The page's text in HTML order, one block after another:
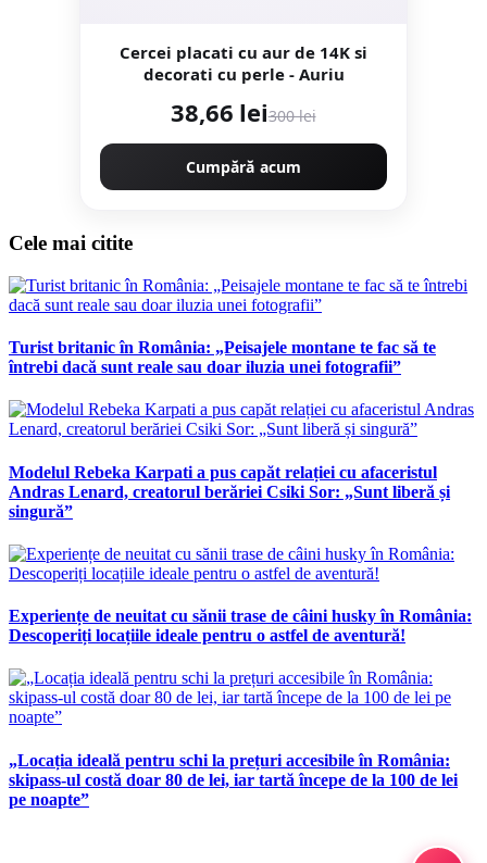
Cercei placati cu aur de 14K si
decorati cu perle - Auriu
38,66 lei300 lei
Cumpără acum
Cele mai citite
Turist britanic în România: „Peisajele montane te fac să te
întrebi dacă sunt reale sau doar iluzia unei fotografii”
Modelul Rebeka Karpati a pus capăt relației cu afaceristul
Andras Lenard, creatorul berăriei Csiki Sor: „Sunt liberă și
singură”
Experiențe de neuitat cu sănii trase de câini husky în România:
Descoperiți locațiile ideale pentru o astfel de aventură!
„Locația ideală pentru schi la prețuri accesibile în România:
skipass-ul costă doar 80 de lei, iar tartă începe de la 100 de lei
pe noapte”